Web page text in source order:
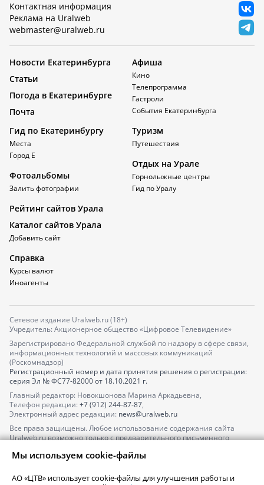
Контактная информация
Реклама на Uralweb
webmaster@uralweb.ru
Новости Екатеринбурга
Статьи
Погода в Екатеринбурге
Почта
Афиша
Кино
Телепрограмма
Гастроли
События Екатеринбурга
Гид по Екатеринбургу
Места
Город Е
Фотоальбомы
Залить фотографии
Туризм
Путешествия
Отдых на Урале
Горнолыжные центры
Гид по Уралу
Рейтинг сайтов Урала
Каталог сайтов Урала
Добавить сайт
Справка
Курсы валют
Иноагенты
Сетевое издание Uralweb.ru (18+)
Учредитель: Акционерное общество «Цифровое Телевидение»
Зарегистрировано Федеральной службой по надзору в сфере связи,
информационных технологий и массовых коммуникаций
(Роскомнадзор)
Регистрационный номер и дата принятия решения о регистрации:
серия Эл № ФС77-82000от 18.10.2021 г.
Главный редактор: Новокшонова Марина Аркадьевна,
Телефон редакции: +7 (912) 244-87-87,
Электронный адрес редакции: news@uralweb.ru
Все права защищены. Любое использование содержания сайта
Uralweb.ru возможно только с предварительного письменного
По вопросам размещения рекламы обращайтесь по тел.
Мы используем cookie-файлы
АО «ЦТВ» использует cookie-файлы для улучшения работы и